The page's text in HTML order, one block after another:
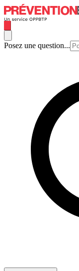
Posez une question...